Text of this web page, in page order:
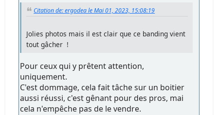
Citation de: ergodea le Mai 01, 2023, 15:08:19
Jolies photos mais il est clair que ce banding vient
tout gâcher !
Pour ceux qui y prêtent attention,
uniquement.
C'est dommage, cela fait tâche sur un boitier
aussi réussi, c'est gênant pour des pros, mai
cela n'empêche pas de le vendre.